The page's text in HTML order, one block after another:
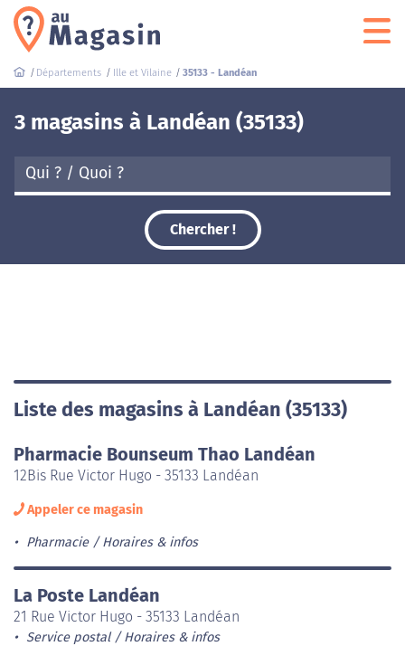
Départements Ille et Vilaine 35133 - Landéan
3 magasins à Landéan (35133)
Chercher !
Liste des magasins à Landéan (35133)
Pharmacie Bounseum Thao Landéan
12Bis Rue Victor Hugo - 35133 Landéan
Appeler ce magasin
Pharmacie Horaires & infos
La Poste Landéan
21 Rue Victor Hugo - 35133 Landéan
Service postal Horaires & infos